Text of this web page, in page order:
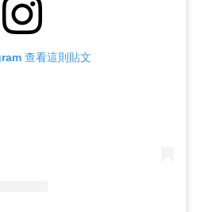
查看這則貼文